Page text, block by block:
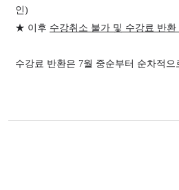
인)
★ 이후 수강취소 불가 및 수강료 반환
수강료 반환은 7월 중순부터 순차적으